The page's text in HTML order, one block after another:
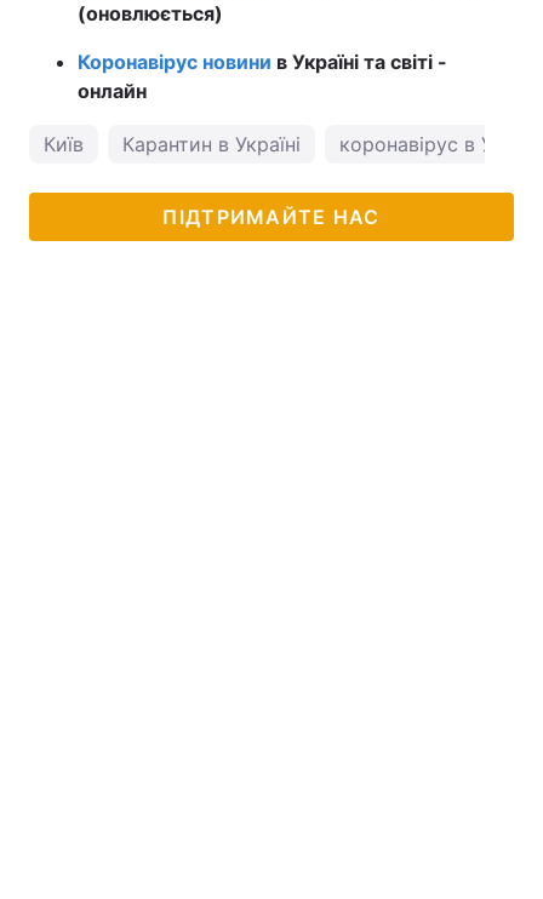
(оновлюється)
Коронавірус новини в Україні та світі -
онлайн
Київ Карантин в Україні коронавірус в
ПІДТРИМАЙТЕ НАС